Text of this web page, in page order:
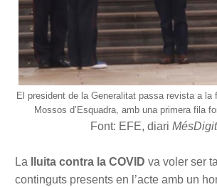
El president de la Generalitat passa revista a la
Mossos d’Esquadra, amb una primera fila
Font: EFE, diari
La lluita contra la COVID va voler ser
continguts presents en l’acte amb un